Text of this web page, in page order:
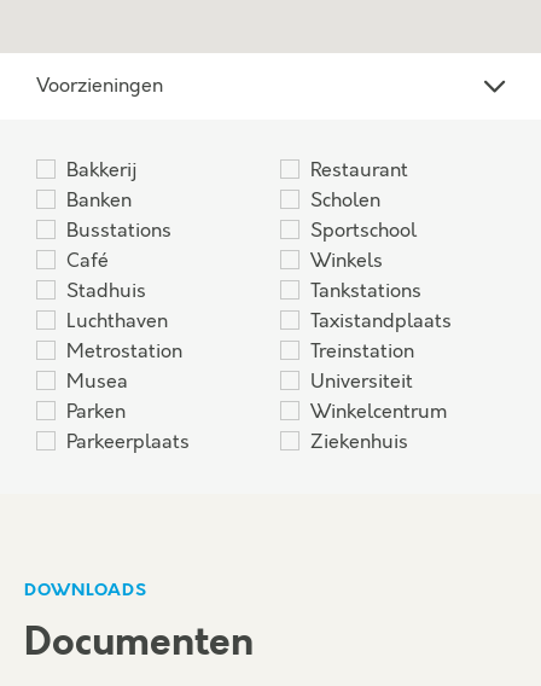
Voorzieningen
Bakkerij
Banken
Busstations
Café
Stadhuis
Luchthaven
Metrostation
Musea
Parken
Parkeerplaats
Restaurant
Scholen
Sportschool
Winkels
Tankstations
Taxistandplaats
Treinstation
Universiteit
Winkelcentrum
Ziekenhuis
DOWNLOADS
Documenten